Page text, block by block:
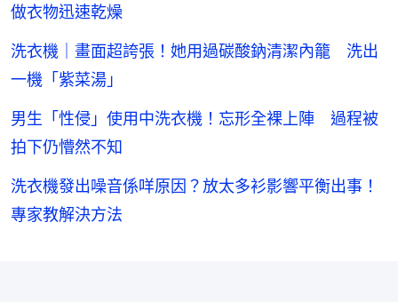
做衣物迅速乾燥
洗衣機｜畫面超誇張！她用過碳酸鈉清潔內籠 洗出
一機「紫菜湯」
男生「性侵」使用中洗衣機！忘形全裸上陣 過程被
拍下仍懵然不知
洗衣機發出噪音係咩原因？放太多衫影響平衡出事！
專家教解決方法